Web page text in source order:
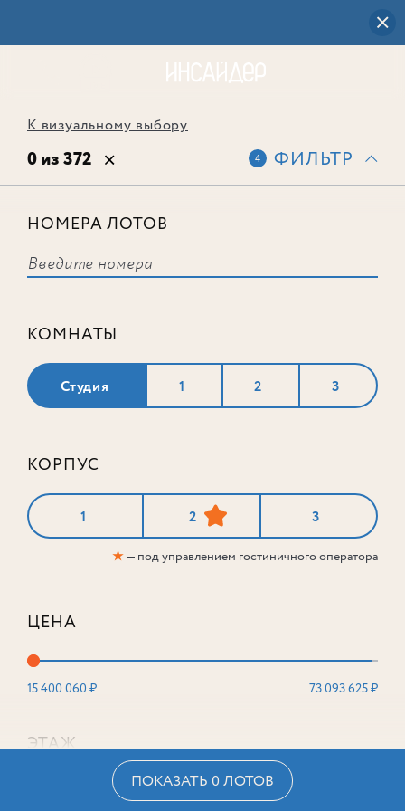
К визуальному выбору
0 из 372 4 ФИЛЬТР
НОМЕРА ЛОТОВ
КОМНАТЫ
Студия 1 2 3
КОРПУС
1 2 3
★— под управлением гостиничного оператора
ЦЕНА
15 400 060 ₽ 73 093 625 ₽
ЭТАЖ
ПОКАЗАТЬ 0 ЛОТОВ
соответствует ни одного лота